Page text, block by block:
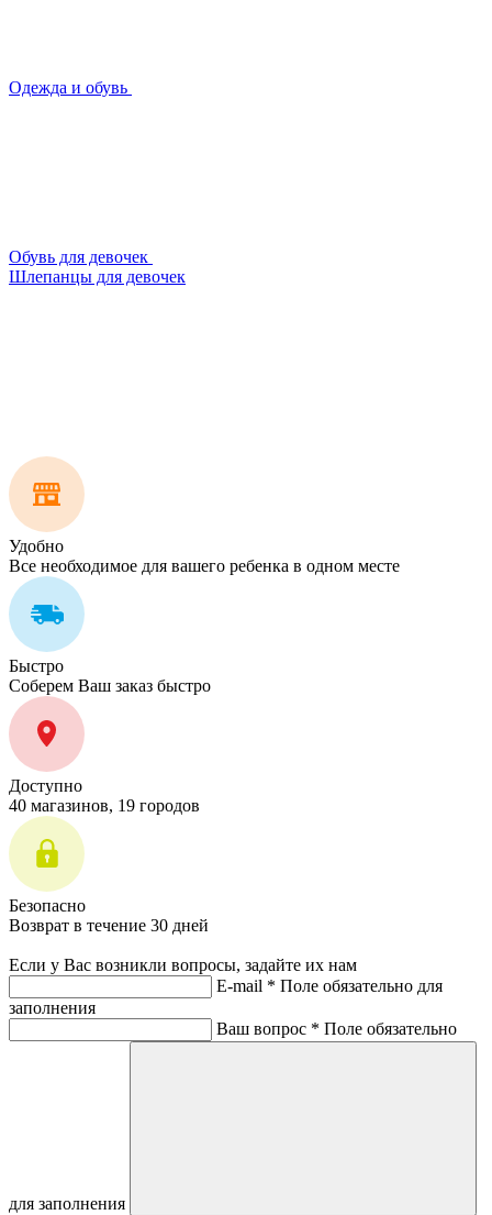
Одежда и обувь
Обувь для девочек
Шлепанцы для девочек
Удобно
Все необходимое для вашего ребенка в одном месте
Быстро
Соберем Ваш заказ быстро
Доступно
40 магазинов, 19 городов
Безопасно
Возврат в течение 30 дней
Если у Вас возникли вопросы, задайте их нам
E-mail * Поле обязательно для
заполнения
Ваш вопрос * Поле обязательно
для заполнения